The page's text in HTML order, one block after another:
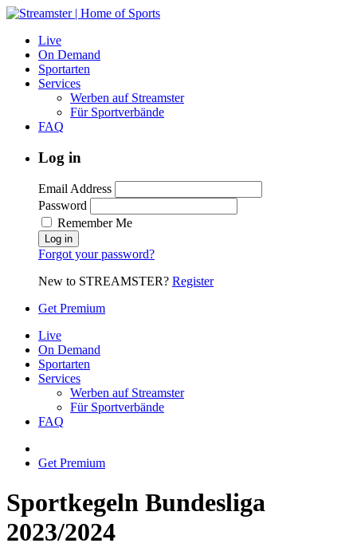
Live
On Demand
Sportarten
Services
Werben auf Streamster
Für Sportverbände
FAQ
Log in
Email Address
Password
Remember Me
Forgot your password?
New to STREAMSTER? Register
Get Premium
Live
On Demand
Sportarten
Services
Werben auf Streamster
Für Sportverbände
FAQ
Get Premium
Sportkegeln Bundesliga
2023/2024